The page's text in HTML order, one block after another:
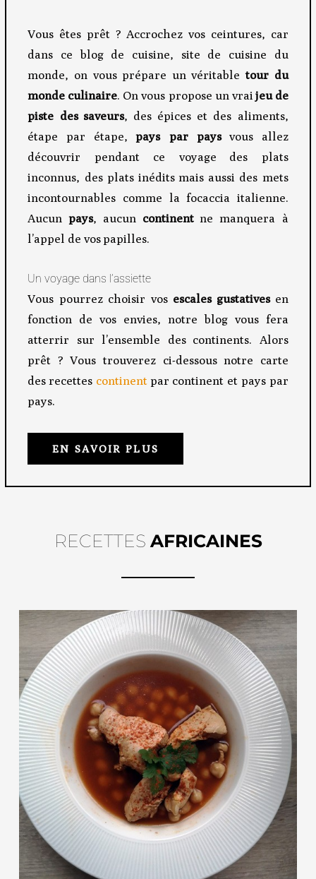
Vous êtes prêt ? Accrochez vos ceintures, car
dans ce blog de cuisine, site de cuisine du
monde, on vous prépare un véritabletour du
monde culinaire. On vous propose un vrai jeu de
piste des saveurs, des épices et des aliments,
étape par étape,pays par paysvous allez
découvrir pendant ce voyage des plats
inconnus, des plats inédits mais aussi des mets
incontournables comme la focaccia italienne.
Aucun pays, aucun continentne manquera à
l’appel de vos papilles.
Un voyage dans l’assiette
Vous pourrez choisir vos escales gustativesen
fonction de vos envies, notre blog vous fera
atterrir sur l’ensemble des continents. Alors
prêt ? Vous trouverez ci-dessous notre carte
des recettes continentpar continent et pays par
pays.
EN SAVOIR PLUS
RECETTES AFRICAINES